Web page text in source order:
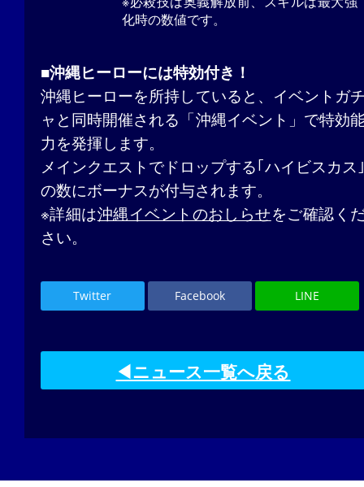
化時の数値です。
■沖縄ヒーローには特効付き！
沖縄ヒーローを所持していると、イベントガ
ャと同時開催される「沖縄イベント」で特効
力を発揮します。
メインクエストでドロップする｢ハイビスカス
の数にボーナスが付与されます。
※詳細は沖縄イベントのおしらせをご確認く
さい。
Twitter Facebook LINE
◀ニュース一覧へ戻る